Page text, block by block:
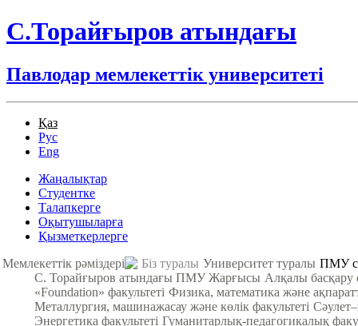
С.Торайғыров атындағы
Павлодар мемлекеттік университеті
Қаз
Рус
Eng
Жаңалықтар
Студентке
Талапкерге
Оқытушыларға
Қызметкерлерге
Мемлекеттік рәміздері
Біз туралы Университет туралы ПМУ
С. Торайғыров атындағы ПМУ Жарғысы Алқалы басқару
«Foundation» факультеті Физика, математика және
Металлургия, машинажасау және көлік факультеті
Энергетика факультеті Гуманитарлық-педагогикалық